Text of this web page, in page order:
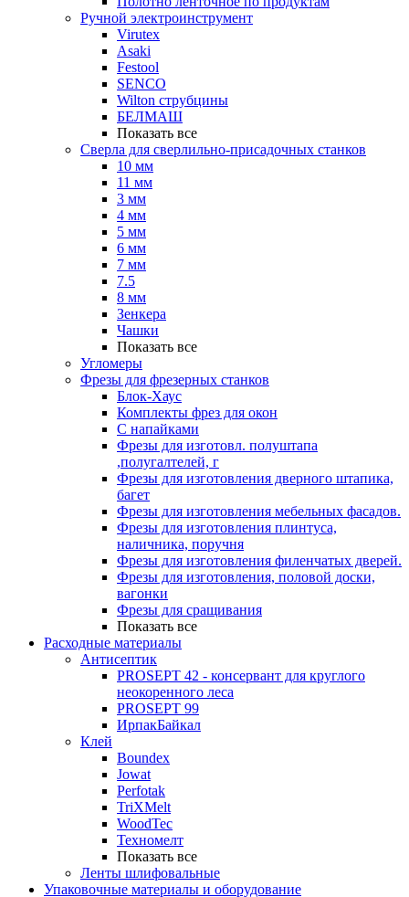
Ручной электроинструмент
Virutex
Asaki
Festool
SENCO
Wilton струбцины
БЕЛМАШ
Показать все
Сверла для сверлильно-присадочных станков
10 мм
11 мм
3 мм
4 мм
5 мм
6 мм
7 мм
7.5
8 мм
Зенкера
Чашки
Показать все
Угломеры
Фрезы для фрезерных станков
Блок-Хаус
Комплекты фрез для окон
С напайками
Фрезы для изготовл. полуштапа
,полугалтелей, г
Фрезы для изготовления дверного штапика,
багет
Фрезы для изготовления мебельных фасадов.
Фрезы для изготовления плинтуса,
наличника, поручня
Фрезы для изготовления филенчатых дверей.
Фрезы для изготовления, половой доски,
вагонки
Фрезы для сращивания
Показать все
Расходные материалы
Антисептик
PROSEPT 42 - консервант для круглого
неокоренного леса
PROSEPT 99
ИрпакБайкал
Клей
Boundex
Jowat
Perfotak
TriXMelt
WoodTec
Техномелт
Показать все
Ленты шлифовальные
Упаковочные материалы и оборудование